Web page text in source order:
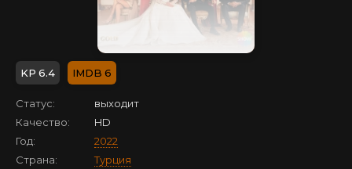
6.4 6
Статус:
выходит
Качество:
HD
Год:
2022
Страна:
Турция